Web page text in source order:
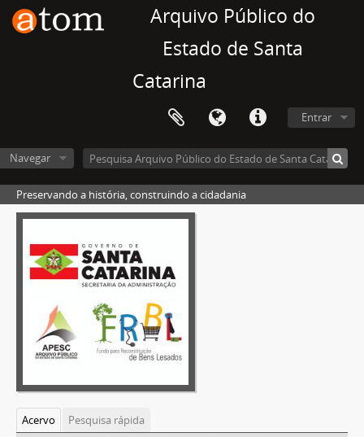
Arquivo Público do
Estado de Santa
Catarina
Entrar
Navegar
Preservando a história, construindo a cidadania
Acervo
Pesquisa rápida